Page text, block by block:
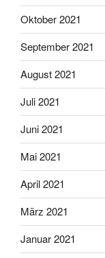
Oktober 2021
September 2021
August 2021
Juli 2021
Juni 2021
Mai 2021
April 2021
März 2021
Januar 2021